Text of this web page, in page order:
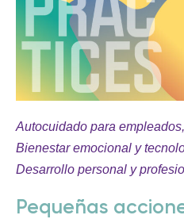
Autocuidado para empleados,
Bienestar emocional y
Desarrollo personal y
Pequeñas